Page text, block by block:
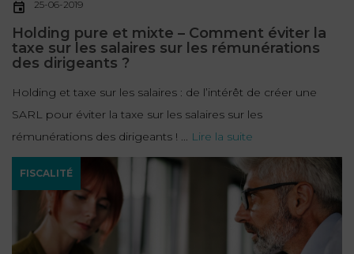
25-06-2019
Holding pure et mixte – Comment éviter la
taxe sur les salaires sur les rémunérations
des dirigeants ?
Holding et taxe sur les salaires : de l’intérêt de créer une
SARL pour éviter la taxe sur les salaires sur les
rémunérations des dirigeants ! ... Lire la suite
FISCALITÉ